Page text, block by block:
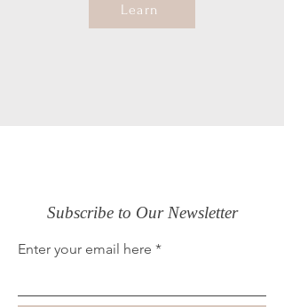
Learn
Subscribe to Our Newsletter
Enter your email here